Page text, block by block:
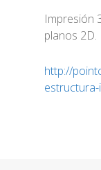
Impresión
planos 2D.
http://